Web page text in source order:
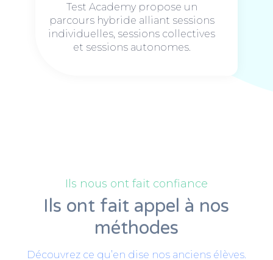
Test Academy propose un
parcours hybride alliant sessions
individuelles, sessions collectives
et sessions autonomes.
Ils nous ont fait confiance
Ils ont fait appel à nos
méthodes
Découvrez ce qu’en dise nos anciens élèves.